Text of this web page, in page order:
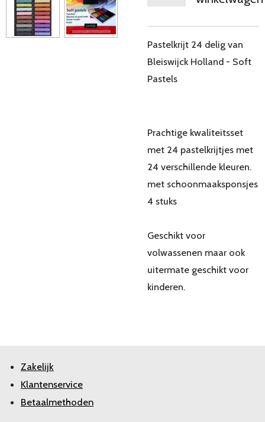
Pastelkrijt 24 delig van
Bleiswijck Holland - Soft
Pastels
Prachtige kwaliteitsset
met 24 pastelkrijtjes met
24 verschillende kleuren.
met schoonmaaksponsjes
4 stuks
Geschikt voor
volwassenen maar ook
uitermate geschikt voor
kinderen.
Zakelijk
Klantenservice
Betaalmethoden